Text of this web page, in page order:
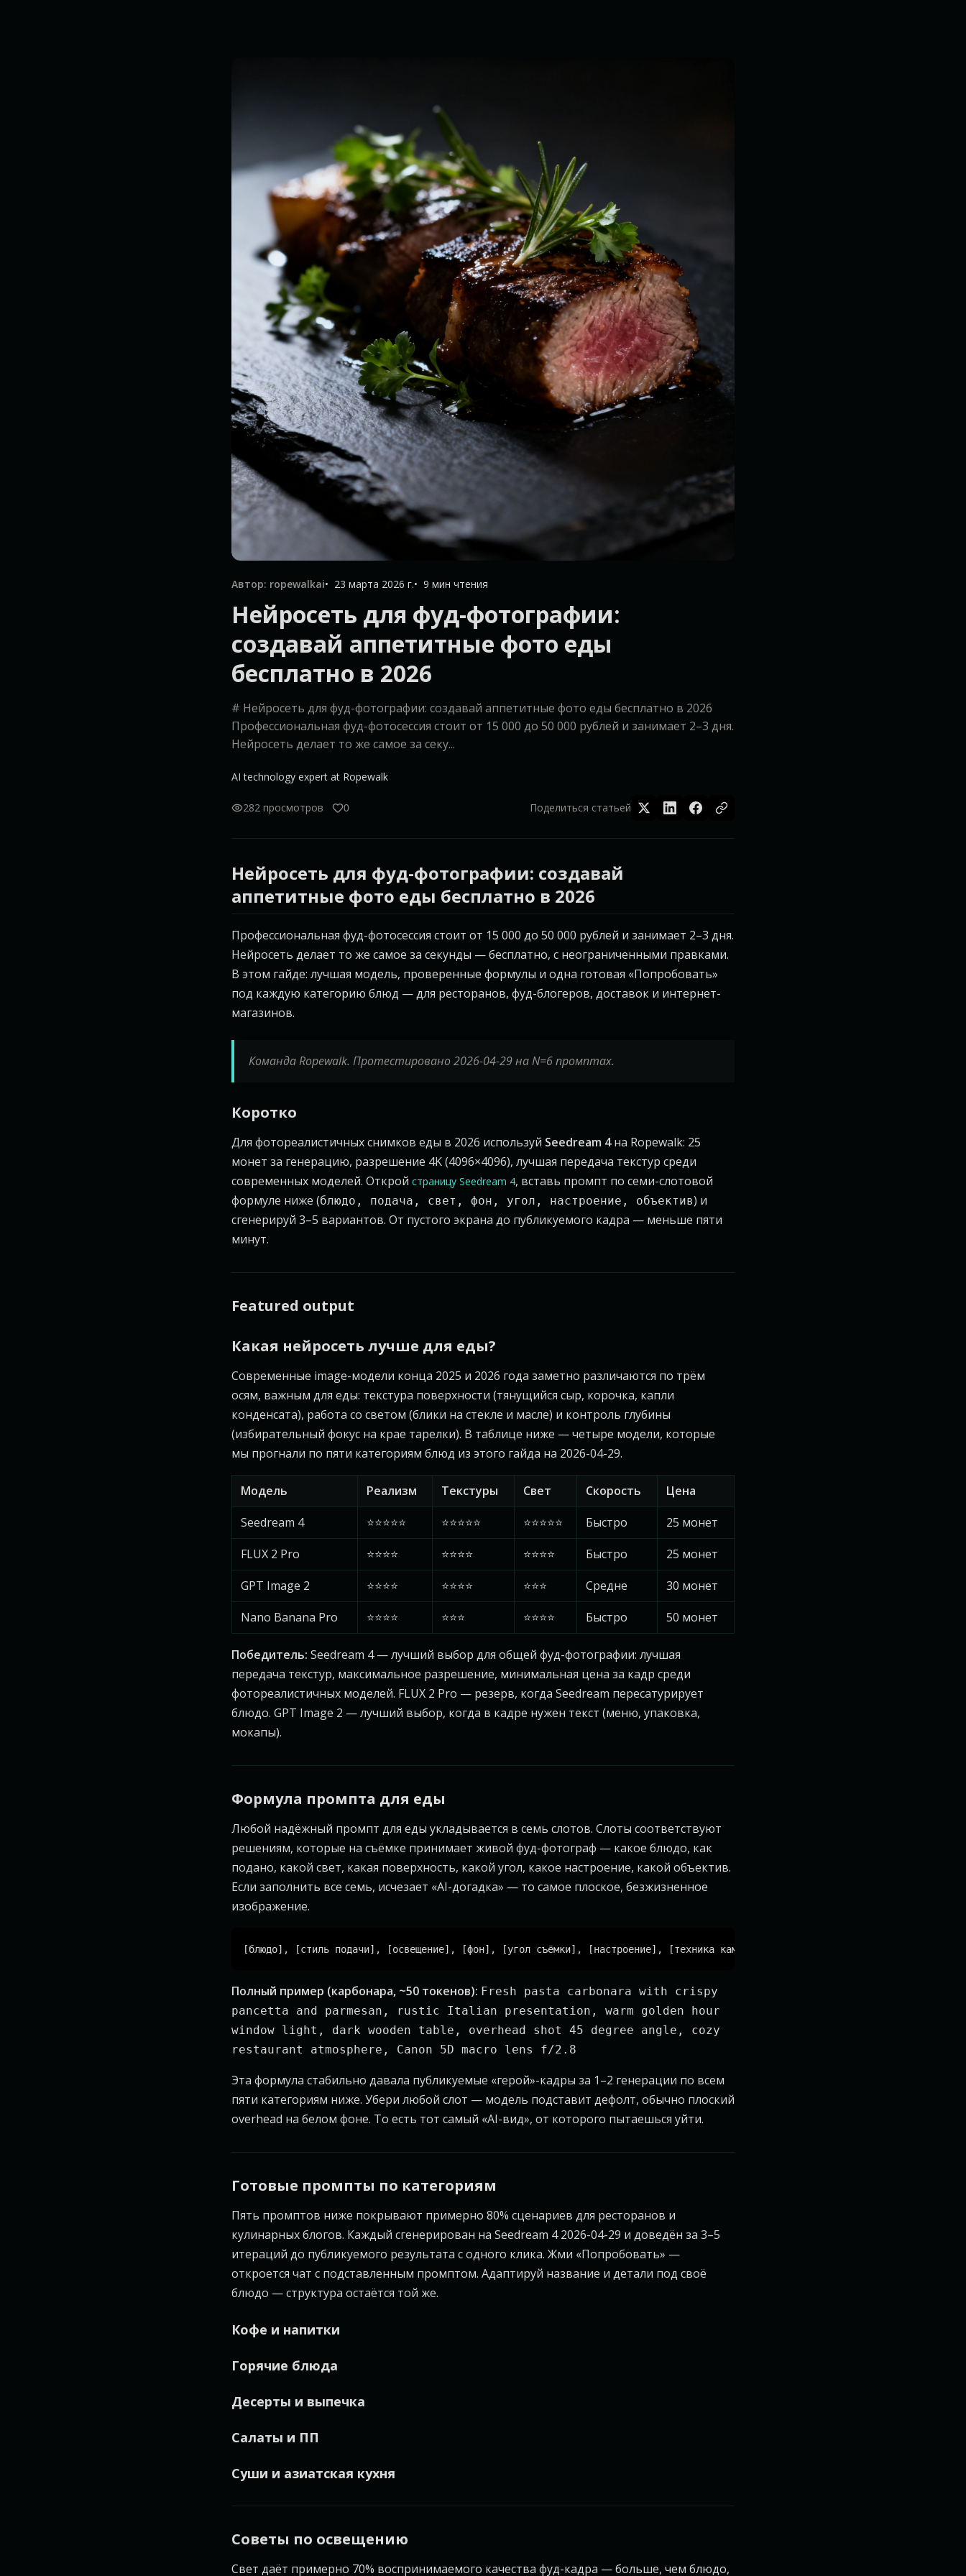
Автор: ropewalkai 23 марта 2026 г. 9 мин чтения
Нейросеть для фуд-фотографии:
создавай аппетитные фото еды
бесплатно в 2026
# Нейросеть для фуд-фотографии: создавай аппетитные фото еды бесплатно в 2026
Профессиональная фуд-фотосессия стоит от 15 000 до 50 000 рублей и занимает 2–3 дня.
Нейросеть делает то же самое за секу...
AI technology expert at Ropewalk
282 просмотров 0 Поделиться статьей
Нейросеть для фуд-фотографии: создавай
аппетитные фото еды бесплатно в 2026
Профессиональная фуд-фотосессия стоит от 15 000 до 50 000 рублей и занимает 2–3 дня.
Нейросеть делает то же самое за секунды — бесплатно, с неограниченными правками.
В этом гайде: лучшая модель, проверенные формулы и одна готовая «Попробовать»
под каждую категорию блюд — для ресторанов, фуд-блогеров, доставок и интернет-
магазинов.
Команда Ropewalk. Протестировано 2026-04-29 на N=6 промптах.
Коротко
Для фотореалистичных снимков еды в 2026 используй Seedream 4на Ropewalk: 25
монет за генерацию, разрешение 4K (4096×4096), лучшая передача текстур среди
современных моделей. Открой страницу Seedream 4, вставь промпт по семи-слотовой
формуле ниже (блюдо, подача, свет, фон, угол, настроение, объектив) и
сгенерируй 3–5 вариантов. От пустого экрана до публикуемого кадра — меньше пяти
минут.
Featured output
Какая нейросеть лучше для еды?
Современные image-модели конца 2025 и 2026 года заметно различаются по трём
осям, важным для еды: текстура поверхности (тянущийся сыр, корочка, капли
конденсата), работа со светом (блики на стекле и масле) и контроль глубины
(избирательный фокус на крае тарелки). В таблице ниже — четыре модели, которые
мы прогнали по пяти категориям блюд из этого гайда на 2026-04-29.
Модель Реализм Текстуры Свет Скорость
Цена
Seedream 4
⭐⭐⭐⭐⭐ ⭐⭐⭐⭐⭐ ⭐⭐⭐⭐⭐ Быстро
25 монет
FLUX 2 Pro
⭐⭐⭐⭐ ⭐⭐⭐⭐ ⭐⭐⭐⭐ Быстро
25 монет
GPT Image 2
⭐⭐⭐⭐ ⭐⭐⭐⭐ ⭐⭐⭐ Средне
30 монет
Nano Banana Pro
⭐⭐⭐⭐ ⭐⭐⭐ ⭐⭐⭐⭐ Быстро 50 монет
Победитель: Seedream 4 — лучший выбор для общей фуд-фотографии: лучшая
передача текстур, максимальное разрешение, минимальная цена за кадр среди
фотореалистичных моделей. FLUX 2 Pro — резерв, когда Seedream пересатурирует
блюдо. GPT Image 2 — лучший выбор, когда в кадре нужен текст (меню, упаковка,
мокапы).
Формула промпта для еды
Любой надёжный промпт для еды укладывается в семь слотов. Слоты соответствуют
решениям, которые на съёмке принимает живой фуд-фотограф — какое блюдо, как
подано, какой свет, какая поверхность, какой угол, какое настроение, какой объектив.
Если заполнить все семь, исчезает «AI-догадка» — то самое плоское, безжизненное
изображение.
Полный пример (карбонара, ~50 токенов): Fresh pasta carbonara with crispy
pancetta and parmesan, rustic Italian presentation, warm golden hour
window light, dark wooden table, overhead shot 45 degree angle, cozy
restaurant atmosphere, Canon 5D macro lens f/2.8
Эта формула стабильно давала публикуемые «герой»-кадры за 1–2 генерации по всем
пяти категориям ниже. Убери любой слот — модель подставит дефолт, обычно плоский
overhead на белом фоне. То есть тот самый «AI-вид», от которого пытаешься уйти.
Готовые промпты по категориям
Пять промптов ниже покрывают примерно 80% сценариев для ресторанов и
кулинарных блогов. Каждый сгенерирован на Seedream 4 2026-04-29 и доведён за 3–5
итераций до публикуемого результата с одного клика. Жми «Попробовать» —
откроется чат с подставленным промптом. Адаптируй название и детали под своё
блюдо — структура остаётся той же.
Кофе и напитки
Горячие блюда
Десерты и выпечка
Салаты и ПП
Суши и азиатская кухня
Советы по освещению
Свет даёт примерно 70% воспринимаемого качества фуд-кадра — больше, чем блюдо,